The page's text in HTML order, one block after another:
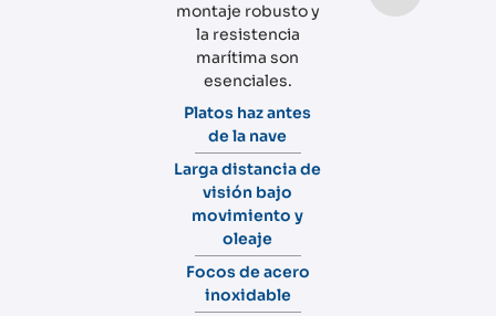
montaje robusto y
la resistencia
marítima son
esenciales.
Platos haz antes
de la nave
Larga distancia de
visión bajo
movimiento y
oleaje
Focos de acero
inoxidable